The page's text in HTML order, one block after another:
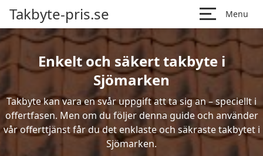
Takbyte-pris.se Menu
Enkelt och säkert takbyte i
Sjömarken
Takbyte kan vara en svår uppgift att ta sig an – speciellt i
offertfasen. Men om du följer denna guide och använder
vår offerttjänst får du det enklaste och säkraste takbytet i
Sjömarken.